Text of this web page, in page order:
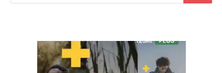
Video
oynatıcı